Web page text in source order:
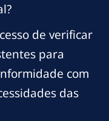
de verificar
para
com
das